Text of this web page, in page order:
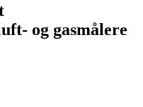
og gasmålere